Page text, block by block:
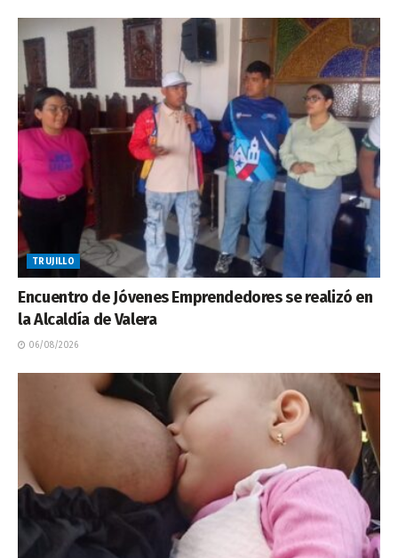
TRUJILLO
Encuentro de Jóvenes Emprendedores se realizó en
la Alcaldía de Valera
06/08/2026